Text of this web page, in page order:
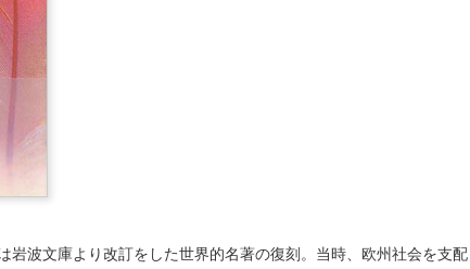
岩波文庫より改訂をした世界的名著の復刻。当時、欧州社会を支